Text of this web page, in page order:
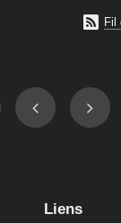
 Fil
Liens